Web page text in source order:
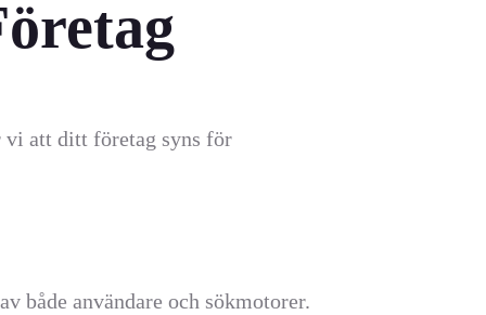
vi att ditt företag syns för
både användare och sökmotorer.